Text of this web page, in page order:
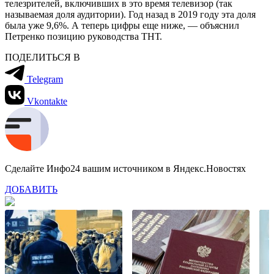
телезрителей, включивших в это время телевизор (так
называемая доля аудитории). Год назад в 2019 году эта доля
была уже 9,6%. А теперь цифры еще ниже, — объяснил
Петренко позицию руководства ТНТ.
ПОДЕЛИТЬСЯ В
Telegram
Vkontakte
Сделайте Инфо24 вашим источником в Яндекс.Новостях
ДОБАВИТЬ